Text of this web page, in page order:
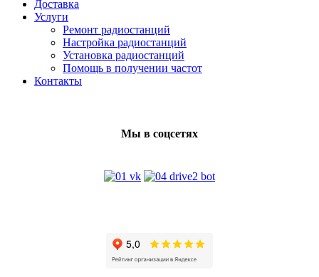
Доставка
Услуги
Ремонт радиостанций
Настройка радиостанций
Установка радиостанций
Помощь в получении частот
Контакты
Мы в соцсетях